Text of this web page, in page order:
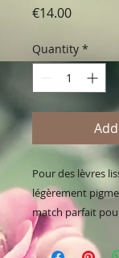
€14.00Price
Quantity *
Pour des lèvres
légèrement
match parfait